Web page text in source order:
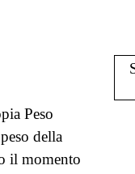
Peso
della
il momento